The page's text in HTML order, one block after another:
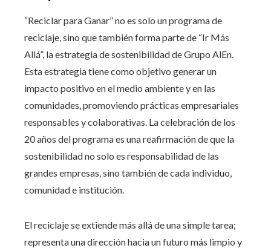
“Reciclar para Ganar” no es solo un programa de
reciclaje, sino que también forma parte de “Ir Más
Allá”, la estrategia de sostenibilidad de Grupo AlEn.
Esta estrategia tiene como objetivo generar un
impacto positivo en el medio ambiente y en las
comunidades, promoviendo prácticas empresariales
responsables y colaborativas. La celebración de los
20 años del programa es una reafirmación de que la
sostenibilidad no solo es responsabilidad de las
grandes empresas, sino también de cada individuo,
comunidad e institución.
El reciclaje se extiende más allá de una simple tarea;
representa una dirección hacia un futuro más limpio y